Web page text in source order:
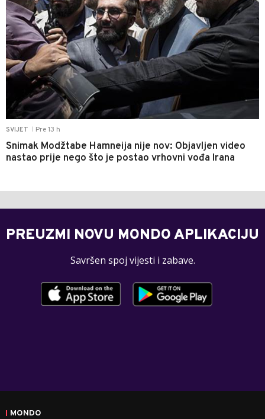
SVIJET Pre 13 h
Snimak Modžtabe Hamneija nije nov: Objavljen video
nastao prije nego što je postao vrhovni vođa Irana
PREUZMI NOVU MONDO APLIKACIJU
Savršen spoj vijesti i zabave.
MONDO